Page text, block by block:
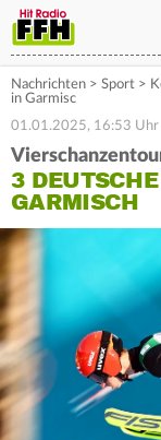
Nachrichten > Sport >
in Garmisc
01.01.2025, 16:53 Uhr
3
GARMISCH